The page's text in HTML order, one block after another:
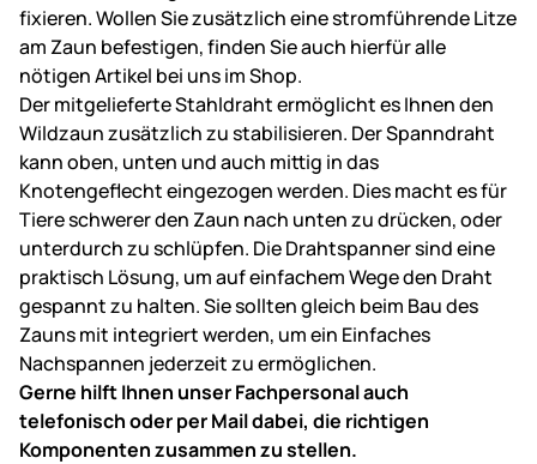
fixieren. Wollen Sie zusätzlich eine stromführende Litze
am Zaun befestigen, finden Sie auch hierfür alle
nötigen Artikel bei uns im Shop.
Der mitgelieferte Stahldraht ermöglicht es Ihnen den
Wildzaun zusätzlich zu stabilisieren. Der Spanndraht
kann oben, unten und auch mittig in das
Knotengeflecht eingezogen werden. Dies macht es für
Tiere schwerer den Zaun nach unten zu drücken, oder
unterdurch zu schlüpfen. Die Drahtspanner sind eine
praktisch Lösung, um auf einfachem Wege den Draht
gespannt zu halten. Sie sollten gleich beim Bau des
Zauns mit integriert werden, um ein Einfaches
Nachspannen jederzeit zu ermöglichen.
Gerne hilft Ihnen unser Fachpersonal auch
telefonisch oder per Mail dabei, die richtigen
Komponenten zusammen zu stellen.